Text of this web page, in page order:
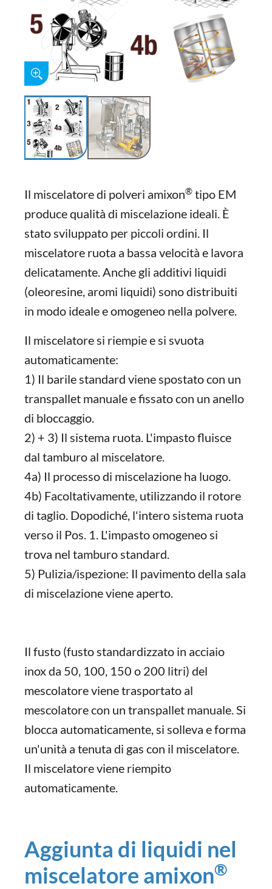
Il miscelatore di polveri amixon® tipo EM
produce qualità di miscelazione ideali. È
stato sviluppato per piccoli ordini. Il
miscelatore ruota a bassa velocità e lavora
delicatamente. Anche gli additivi liquidi
(oleoresine, aromi liquidi) sono distribuiti
in modo ideale e omogeneo nella polvere.
Il miscelatore si riempie e si svuota
automaticamente:
1) Il barile standard viene spostato con un
transpallet manuale e fissato con un anello
di bloccaggio.
2) + 3) Il sistema ruota. L'impasto fluisce
dal tamburo al miscelatore.
4a) Il processo di miscelazione ha luogo.
4b) Facoltativamente, utilizzando il rotore
di taglio. Dopodiché, l'intero sistema ruota
verso il Pos. 1. L'impasto omogeneo si
trova nel tamburo standard.
5) Pulizia/ispezione: Il pavimento della sala
di miscelazione viene aperto.
Il fusto (fusto standardizzato in acciaio
inox da 50, 100, 150 o 200 litri) del
mescolatore viene trasportato al
mescolatore con un transpallet manuale. Si
blocca automaticamente, si solleva e forma
un'unità a tenuta di gas con il miscelatore.
Il miscelatore viene riempito
automaticamente.
Aggiunta di liquidi nel
miscelatore amixon®